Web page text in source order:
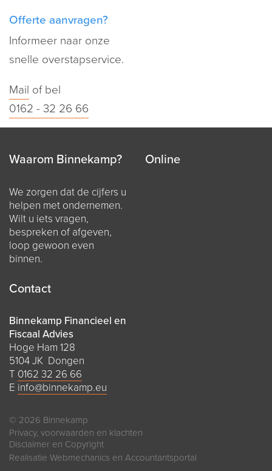
Offerte aanvragen?
Informeer naar onze
snelle overstapservice.
Mail of bel
0162 - 32 26 66
Waarom Binnekamp?
We zorgen dat de cijfers u
helpen met ondernemen.
Wilt u iets vragen,
bespreken of afgeven,
loop gewoon even
binnen.
Online
Contact
Binnekamp Financieel en
Fiscaal Advies
Hoge Ham 128
5104 JK Dongen
T 0162 32 26 66
E info@binnekamp.eu
© 2026 Binnekamp
Privacy, voorwaarden en klachten
Disclaimer en Copyright
Realisatie Webmechanics en Accountantsportal